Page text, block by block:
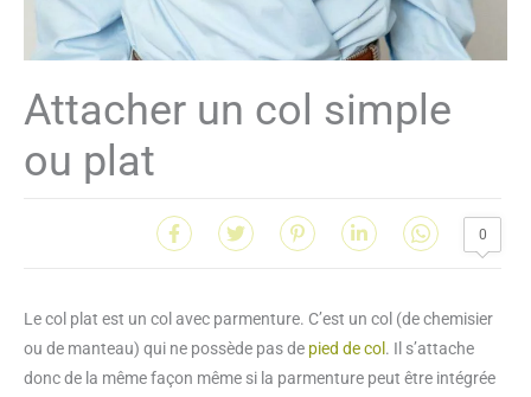
Attacher un col simple
ou plat
0
Le col plat est un col avec parmenture. C’est un col (de chemisier
ou de manteau) qui ne possède pas de pied de col . Il s’attache
donc de la même façon même si la parmenture peut être intégrée